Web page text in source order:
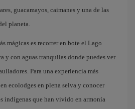
guacamayos, caimanes y una de las
planeta.
mágicas es recorrer en bote el Lago
y con aguas tranquilas donde puedes ver
Para una experiencia más
ecolodges en plena selva y conocer
indígenas que han vivido en armonía